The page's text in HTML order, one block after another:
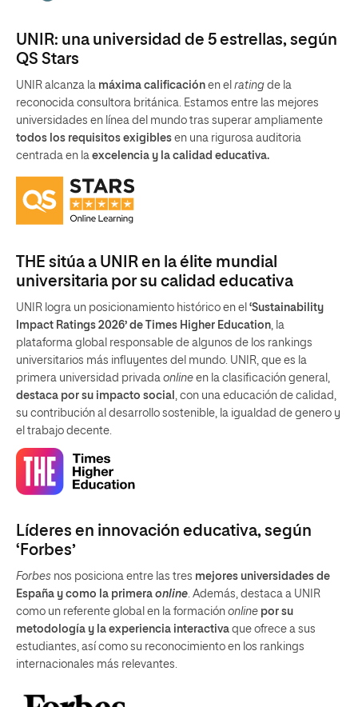
UNIR: una universidad de 5 estrellas, según
QS Stars
UNIR alcanza la máxima calificación en el rating de la
reconocida consultora británica. Estamos entre las mejores
universidades en línea del mundo tras superar ampliamente
todos los requisitos exigibles en una rigurosa auditoria
centrada en la excelencia y la calidad educativa.
THE sitúa a UNIR en la élite mundial
universitaria por su calidad educativa
UNIR logra un posicionamiento histórico en el ‘Sustainability
Impact Ratings 2026’ de Times Higher Education , la
plataforma global responsable de algunos de los rankings
universitarios más influyentes del mundo. UNIR, que es la
primera universidad privada online en la clasificación general,
destaca por su impacto social
, con una educación de calidad,
su contribución al desarrollo sostenible, la igualdad de genero y
el trabajo decente.
Líderes en innovación educativa, según
‘Forbes’
Forbes nos posiciona entre las tres mejores universidades de
España y como la primera online. Además, destaca a UNIR
como un referente global en la formación online por su
metodología y la experiencia interactiva que ofrece a sus
estudiantes, así como su reconocimiento en los rankings
internacionales más relevantes.